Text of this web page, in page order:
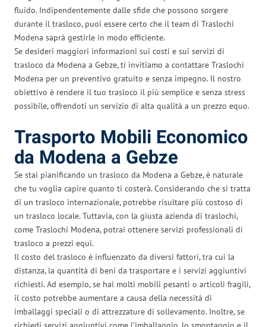
fluido. Indipendentemente dalle sfide che possono sorgere
durante il trasloco, puoi essere certo che il team di Traslochi
Modena saprà gestirle in modo efficiente.
Se desideri maggiori informazioni sui costi e sui servizi di
trasloco da Modena a Gebze, ti invitiamo a contattare Traslochi
Modena per un preventivo gratuito e senza impegno. Il nostro
obiettivo è rendere il tuo trasloco il più semplice e senza stress
possibile, offrendoti un servizio di alta qualità a un prezzo equo.
Trasporto Mobili Economico
da Modena a Gebze
Se stai pianificando un trasloco da Modena a Gebze, è naturale
che tu voglia capire quanto ti costerà. Considerando che si tratta
di un trasloco internazionale, potrebbe risultare più costoso di
un trasloco locale. Tuttavia, con la giusta azienda di traslochi,
come Traslochi Modena, potrai ottenere servizi professionali di
trasloco a prezzi equi.
Il costo del trasloco è influenzato da diversi fattori, tra cui la
distanza, la quantità di beni da trasportare e i servizi aggiuntivi
richiesti. Ad esempio, se hai molti mobili pesanti o articoli fragili,
il costo potrebbe aumentare a causa della necessità di
imballaggi speciali o di attrezzature di sollevamento. Inoltre, se